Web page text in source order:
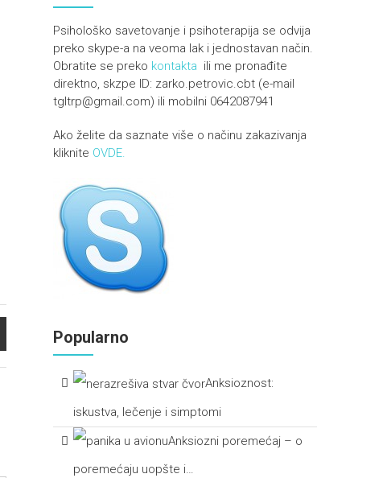
Psihološko savetovanje i psihoterapija se odvija
preko skype-a na veoma lak i jednostavan način.
Obratite se preko kontakta ili me pronađite
direktno, skzpe ID: zarko.petrovic.cbt (e-mail
tgltrp@gmail.com) ili mobilni 0642087941
Ako želite da saznate više o načinu zakazivanja
kliknite OVDE.
Popularno
Anksioznost:
iskustva, lečenje i simptomi
Anksiozni poremećaj – o
poremećaju uopšte i…